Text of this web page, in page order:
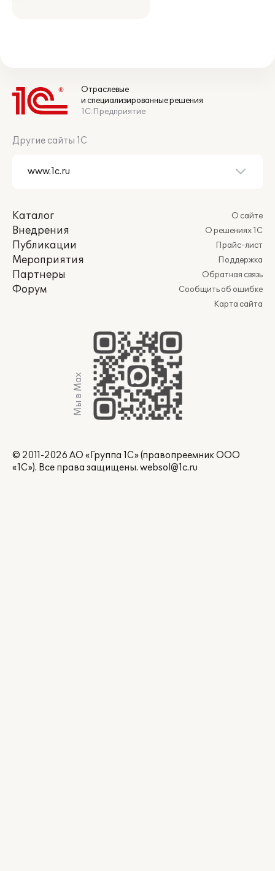
Отраслевые
и специализированные решения
1С:Предприятие
Другие сайты 1С
Каталог
Внедрения
Публикации
Мероприятия
Партнеры
Форум
О сайте
О решениях 1С
Прайс-лист
Поддержка
Обратная связь
Сообщить об ошибке
Карта сайта
Мы в Max
© 2011-2026 АО «Группа 1С» (правопреемник ООО
«1С»). Все права защищены. websol@1c.ru